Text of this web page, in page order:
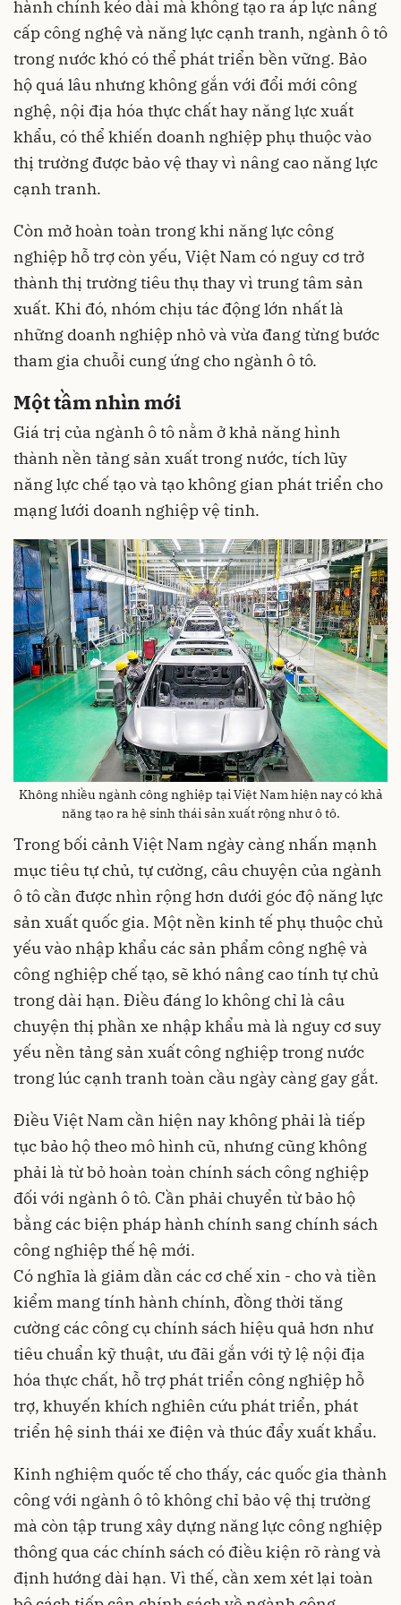
hành chính kéo dài mà không tạo ra áp lực nâng
cấp công nghệ và năng lực cạnh tranh, ngành ô tô
trong nước khó có thể phát triển bền vững. Bảo
hộ quá lâu nhưng không gắn với đổi mới công
nghệ, nội địa hóa thực chất hay năng lực xuất
khẩu, có thể khiến doanh nghiệp phụ thuộc vào
thị trường được bảo vệ thay vì nâng cao năng lực
cạnh tranh.
Còn mở hoàn toàn trong khi năng lực công
nghiệp hỗ trợ còn yếu, Việt Nam có nguy cơ trở
thành thị trường tiêu thụ thay vì trung tâm sản
xuất. Khi đó, nhóm chịu tác động lớn nhất là
những doanh nghiệp nhỏ và vừa đang từng bước
tham gia chuỗi cung ứng cho ngành ô tô.
Một tầm nhìn mới
Giá trị của ngành ô tô nằm ở khả năng hình
thành nền tảng sản xuất trong nước, tích lũy
năng lực chế tạo và tạo không gian phát triển cho
mạng lưới doanh nghiệp vệ tinh.
Không nhiều ngành công nghiệp tại Việt Nam hiện nay có khả
năng tạo ra hệ sinh thái sản xuất rộng như ô tô.
Trong bối cảnh Việt Nam ngày càng nhấn mạnh
mục tiêu tự chủ, tự cường, câu chuyện của ngành
ô tô cần được nhìn rộng hơn dưới góc độ năng lực
sản xuất quốc gia. Một nền kinh tế phụ thuộc chủ
yếu vào nhập khẩu các sản phẩm công nghệ và
công nghiệp chế tạo, sẽ khó nâng cao tính tự chủ
trong dài hạn. Điều đáng lo không chỉ là câu
chuyện thị phần xe nhập khẩu mà là nguy cơ suy
yếu nền tảng sản xuất công nghiệp trong nước
trong lúc cạnh tranh toàn cầu ngày càng gay gắt.
Điều Việt Nam cần hiện nay không phải là tiếp
tục bảo hộ theo mô hình cũ, nhưng cũng không
phải là từ bỏ hoàn toàn chính sách công nghiệp
đối với ngành ô tô. Cần phải chuyển từ bảo hộ
bằng các biện pháp hành chính sang chính sách
công nghiệp thế hệ mới.
Có nghĩa là giảm dần các cơ chế xin - cho và tiền
kiểm mang tính hành chính, đồng thời tăng
cường các công cụ chính sách hiệu quả hơn như
tiêu chuẩn kỹ thuật, ưu đãi gắn với tỷ lệ nội địa
hóa thực chất, hỗ trợ phát triển công nghiệp hỗ
trợ, khuyến khích nghiên cứu phát triển, phát
triển hệ sinh thái xe điện và thúc đẩy xuất khẩu.
Kinh nghiệm quốc tế cho thấy, các quốc gia thành
công với ngành ô tô không chỉ bảo vệ thị trường
mà còn tập trung xây dựng năng lực công nghiệp
thông qua các chính sách có điều kiện rõ ràng và
định hướng dài hạn. Vì thế, cần xem xét lại toàn